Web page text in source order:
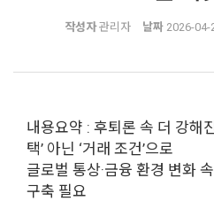
작성자관리자 날짜2026-04-
내용요약 : 후퇴론 속 더 강해
택’ 아닌 ‘거래 조건’으로
글로벌 통상·금융 환경 변화
구축 필요